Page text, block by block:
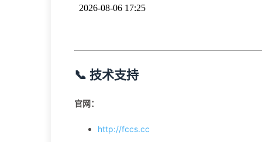
📞 技术支持
官网：
http://fccs.cc